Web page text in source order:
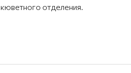
отделения.